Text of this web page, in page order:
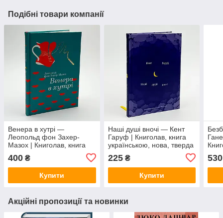
Подібні товари компанії
Венера в хутрі —
Леопольд фон Захер-
Мазох | Книголав, книга
українською, нова, тверда
400 ₴
Купити
Наші душі вночі — Кент
Гаруф | Книголав, книга
українською, нова, тверда
225₴
Купити
530
Акційні пропозиції та новинки